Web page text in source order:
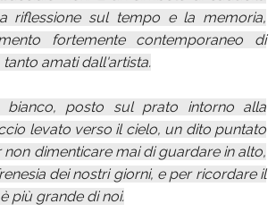
riflessione sul tempo e la memoria,
fortemente contemporaneo di
amati dall'artista.
bianco, posto sul prato intorno alla
levato verso il cielo, un dito puntato
non dimenticare mai di guardare in alto,
dei nostri giorni, e per ricordare il
più grande di noi.